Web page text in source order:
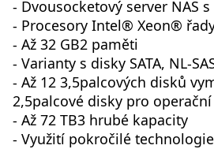
- Dvousocketový server NAS
- Procesory Intel® Xeon®
- Až 32 GB2 paměti
- Varianty s disky SATA, NL-
- Až 12 3,5palcových disků
2,5palcové disky pro
- Až 72 TB3 hrubé kapacity
- Využití pokročilé